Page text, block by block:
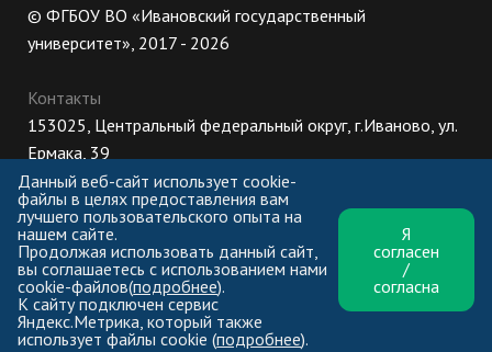
© ФГБОУ ВО «Ивановский государственный
университет», 2017 - 2026
Контакты
153025, Центральный федеральный округ, г.Иваново, ул.
Ермака, 39
8 (800) 222-56-86 (Приемная комиссия), +7 (4932) 32-62-
10 (Ректорат)
ПН-ЧТ: 8:30-17:00;
ПТ: 8:30-16:00;
Данный веб-сайт использует cookie-
файлы в целях предоставления вам
лучшего пользовательского опыта на
нашем сайте.
Продолжая использовать данный сайт,
вы соглашаетесь с использованием нами
cookie-файлов(подробнее).
К сайту подключен сервис
Яндекс.Метрика, который также
использует файлы cookie (подробнее).
Я
согласен
/
согласна